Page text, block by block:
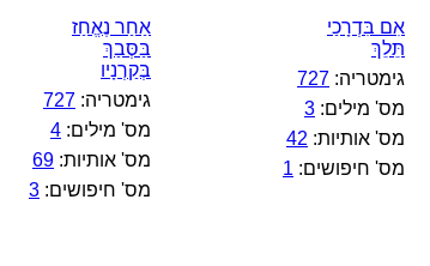
אִם בִּדְרָכַי
תֵּלֵךְ
גימטריה: 727
מס' מילים: 3
מס' אותיות: 42
מס' חיפושים: 1
אַחַר נֶאֱחַז
בַּסְּבַךְ
בְּקַרְנָיו
גימטריה: 727
מס' מילים: 4
מס' אותיות: 69
מס' חיפושים: 3